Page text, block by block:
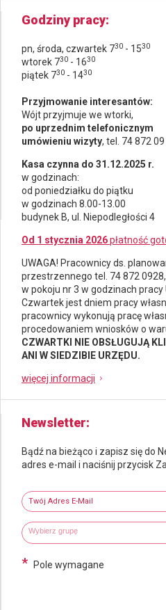
Godziny pracy
pn, środa, czwartek 730 - 1530
wtorek 730 - 1630
piątek 730 - 1430
Przyjmowanie interesantów:
Wójt przyjmuje we wtorki,
po uprzednim telefonicznym
umówieniu wizyty, tel. 74 872 09
Kasa czynna do 31.12.2025 r.
w godzinach:
od poniedziałku do piątku
w godzinach 8.00-13.00
budynek B, ul. Niepodległości 4
Od 1 stycznia 2026płatność
UWAGA! Pracownicy ds.
przestrzennego tel. 74 872
w pokoju nr 3 w godzinach
Czwartek jest dniem pracy
pracownicy wykonują pracę
procedowaniem wniosków o
CZWARTKI NIE OBSŁUGUJĄ
ANI W SIEDZIBIE URZĘDU.
więcej informacji
Newsletter
Bądź na bieżąco i zapisz się do
adres e-mail i naciśnij przycisk
Twój adres e-mail
Wybierz grupy tematyczne
Wpisz wyszukiwaną fraze
* Pole wymagane